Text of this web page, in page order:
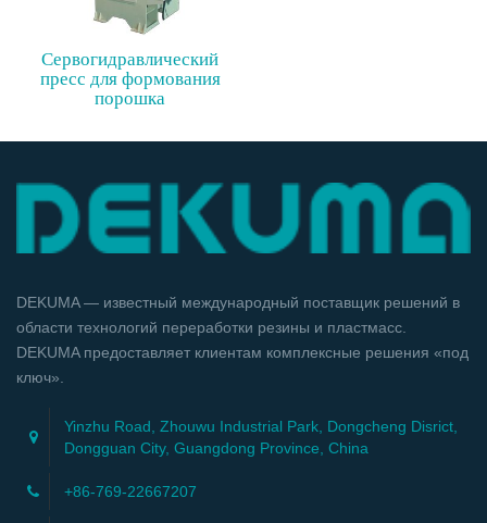
Сервогидравлический
пресс для формования
порошка
DEKUMA — известный международный поставщик решений в
области технологий переработки резины и пластмасс.
DEKUMA предоставляет клиентам комплексные решения «под
ключ».
Yinzhu Road, Zhouwu Industrial Park, Dongcheng Disrict,
Dongguan City, Guangdong Province, China
+86-769-22667207